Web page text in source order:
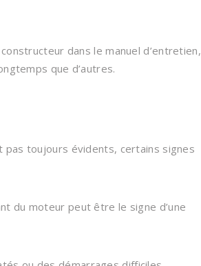
dans le manuel d’entretien,
que d’autres.
pas toujours évidents, certains signes
du moteur peut être le signe d’une